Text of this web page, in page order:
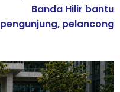
Banda Hilir bantu
pengunjung, pelancong